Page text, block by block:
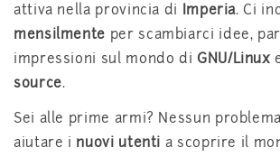
attiva nella provincia di Imperia. Ci
mensilmente per scambiarci idee,
impressioni sul mondo di GNU/Linux
source.
Sei alle prime armi? Nessun
aiutare i nuovi utenti a scoprire il